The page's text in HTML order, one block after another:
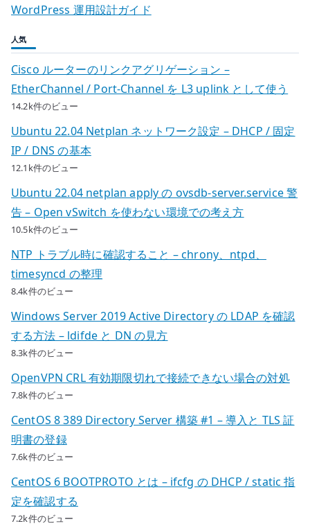
WordPress 運用設計ガイド
人気
Cisco ルーターのリンクアグリゲーション –
EtherChannel / Port-Channel を L3 uplink として使う
14.2k件のビュー
Ubuntu 22.04 Netplan ネットワーク設定 – DHCP / 固定
IP / DNS の基本
12.1k件のビュー
Ubuntu 22.04 netplan apply の ovsdb-server.service 警
告 – Open vSwitch を使わない環境での考え方
10.5k件のビュー
NTP トラブル時に確認すること – chrony、ntpd、
timesyncd の整理
8.4k件のビュー
Windows Server 2019 Active Directory の LDAP を確認
する方法 – ldifde と DN の見方
8.3k件のビュー
OpenVPN CRL 有効期限切れで接続できない場合の対処
7.8k件のビュー
CentOS 8 389 Directory Server 構築 #1 – 導入と TLS 証
明書の登録
7.6k件のビュー
CentOS 6 BOOTPROTO とは – ifcfg の DHCP / static 指
定を確認する
7.2k件のビュー